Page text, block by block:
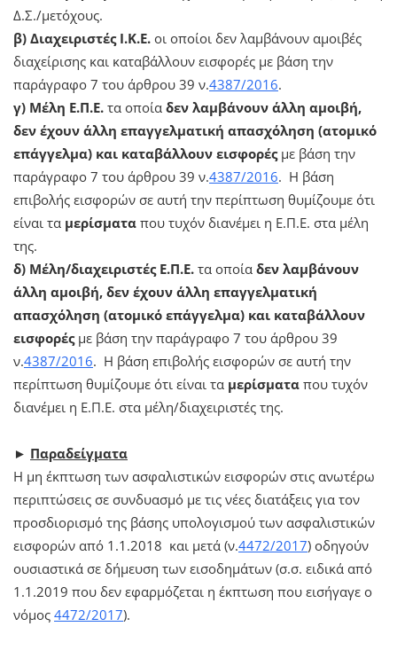
Δ.Σ./μετόχους.
β) Διαχειριστές Ι.Κ.Ε. οι οποίοι δεν λαμβάνουν αμοιβές
διαχείρισης και καταβάλλουν εισφορές με βάση την
παράγραφο 7 του άρθρου 39 ν.4387/2016.
γ) Μέλη Ε.Π.Ε. τα οποία δεν λαμβάνουν άλλη αμοιβή,
δεν έχουν άλλη επαγγελματική απασχόληση (ατομικό
επάγγελμα) και καταβάλλουν εισφορέςμε βάση την
παράγραφο 7 του άρθρου 39 ν.4387/2016. Η βάση
επιβολής εισφορών σε αυτή την περίπτωση θυμίζουμε ότι
είναι τα μερίσματα που τυχόν διανέμει η Ε.Π.Ε. στα μέλη
της.
δ) Μέλη/διαχειριστές Ε.Π.Ε. τα οποία δεν λαμβάνουν
άλλη αμοιβή, δεν έχουν άλλη επαγγελματική
απασχόληση (ατομικό επάγγελμα) και καταβάλλουν
εισφορέςμε βάση την παράγραφο 7 του άρθρου 39
ν.4387/2016. Η βάση επιβολής εισφορών σε αυτή την
περίπτωση θυμίζουμε ότι είναι τα μερίσματα που τυχόν
διανέμει η Ε.Π.Ε. στα μέλη/διαχειριστές της.
► Παραδείγματα
Η μη έκπτωση των ασφαλιστικών εισφορών στις ανωτέρω
περιπτώσεις σε συνδυασμό με τις νέες διατάξεις για τον
προσδιορισμό της βάσης υπολογισμού των ασφαλιστικών
εισφορών από 1.1.2018 και μετά (ν.4472/2017) οδηγούν
ουσιαστικά σε δήμευση των εισοδημάτων (σ.σ. ειδικά από
1.1.2019 που δεν εφαρμόζεται η έκπτωση που εισήγαγε ο
νόμος 4472/2017).